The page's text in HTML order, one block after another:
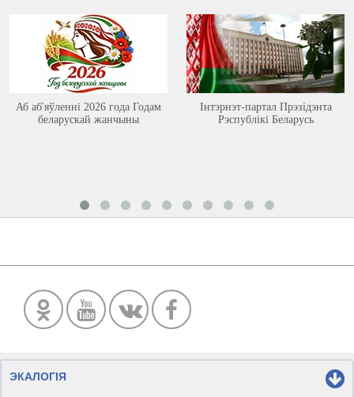
Аб аб'яўленні 2026 года Годам
беларускай жанчыны
Інтэрнэт-партал Прэзідэнта
Рэспублікі Беларусь
ЭКАЛОГІЯ